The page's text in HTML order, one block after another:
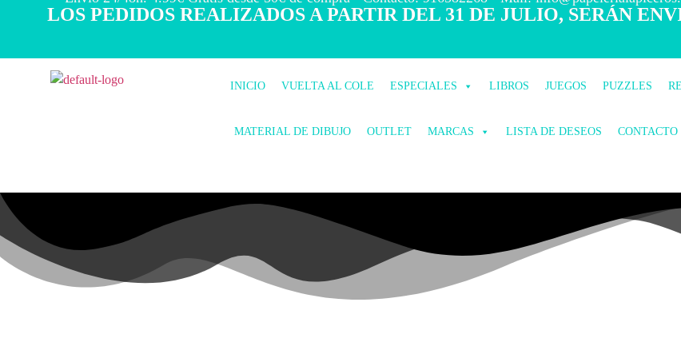
LOS PEDIDOS REALIZADOS A PARTIR DEL 31 DE JULIO, SERÁN
INICIO VUELTA AL COLE ESPECIALES LIBROS JUEGOS PUZZLES
MATERIAL DE DIBUJO OUTLET MARCAS LISTA DE DESEOS CONTACTO